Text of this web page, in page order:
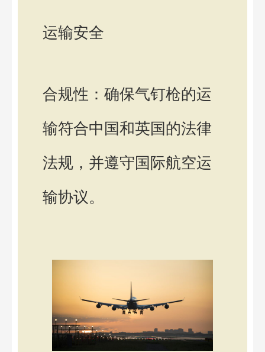
运输安全
合规性：确保气钉枪的运
输符合中国和英国的法律
法规，并遵守国际航空运
输协议。